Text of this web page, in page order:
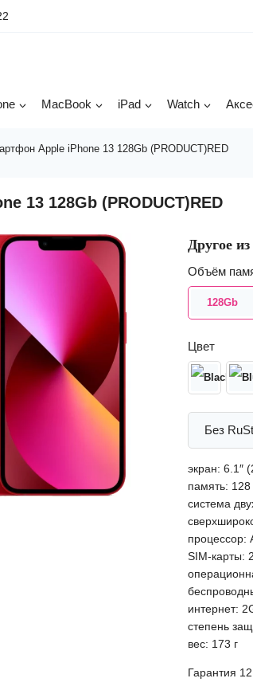
MacBook iPad Watch
Apple iPhone 13 128Gb (PRODUCT)RED
13 128Gb (PRODUCT)RED
Другое
Объём
128Gb
Цвет
Без
экран: 6.1″
память:
cистема
процессор:
SIM-карты:
интернет:
степень
вес: 173 г
Гарантия